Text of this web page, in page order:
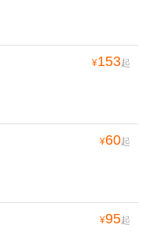
¥153起
¥60起
¥95起